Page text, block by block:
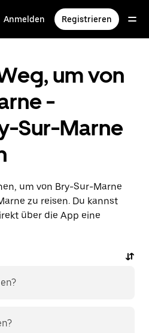
Anmelden Registrieren
um von
-
Sur-Marne
um von Bry-Sur-Marne
zu reisen. Du kannst
über die App eine